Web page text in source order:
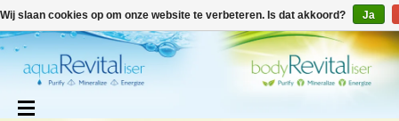
€0,00
€
Wij slaan cookies op om onze website te verbeteren. Is dat akkoord? Ja